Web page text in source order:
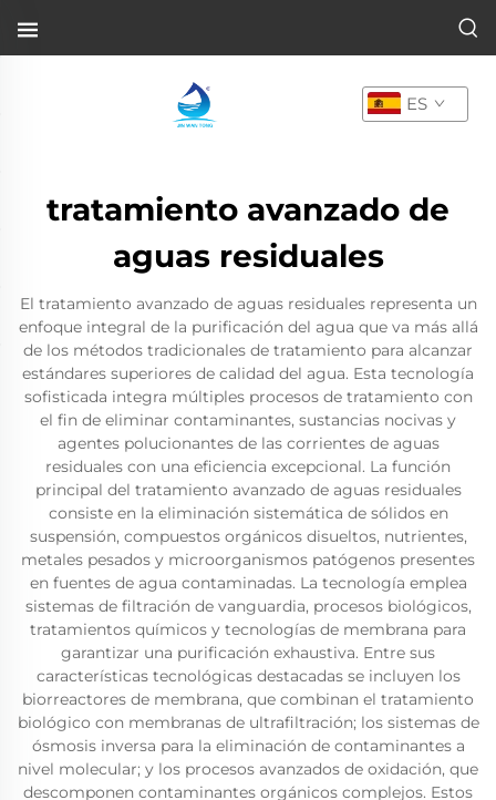
ES
tratamiento avanzado de
aguas residuales
El tratamiento avanzado de aguas residuales representa un
enfoque integral de la purificación del agua que va más allá
de los métodos tradicionales de tratamiento para alcanzar
estándares superiores de calidad del agua. Esta tecnología
sofisticada integra múltiples procesos de tratamiento con
el fin de eliminar contaminantes, sustancias nocivas y
agentes polucionantes de las corrientes de aguas
residuales con una eficiencia excepcional. La función
principal del tratamiento avanzado de aguas residuales
consiste en la eliminación sistemática de sólidos en
suspensión, compuestos orgánicos disueltos, nutrientes,
metales pesados y microorganismos patógenos presentes
en fuentes de agua contaminadas. La tecnología emplea
sistemas de filtración de vanguardia, procesos biológicos,
tratamientos químicos y tecnologías de membrana para
garantizar una purificación exhaustiva. Entre sus
características tecnológicas destacadas se incluyen los
biorreactores de membrana, que combinan el tratamiento
biológico con membranas de ultrafiltración; los sistemas de
ósmosis inversa para la eliminación de contaminantes a
nivel molecular; y los procesos avanzados de oxidación, que
descomponen contaminantes orgánicos complejos. Estos